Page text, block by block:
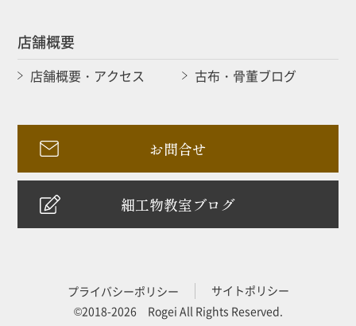
店舗概要
店舗概要・アクセス 古布・骨董ブログ
お問合せ
細工物教室ブログ
プライバシーポリシー
サイトポリシー
©2018-2026 Rogei All Rights Reserved.